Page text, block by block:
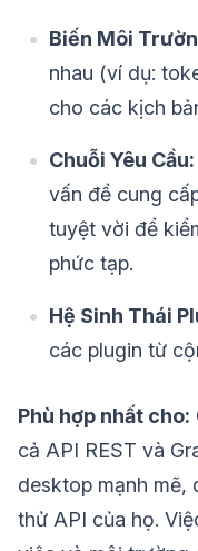
Biến Môi
nhau (ví dụ:
cho các kịch
Chuỗi Yêu Cầu:
vấn để cung
tuyệt vời để
phức tạp.
Hệ Sinh Thái
các plugin từ
Phù hợp nhất cho:
cả API REST và
desktop mạnh mẽ,
thử API của họ.